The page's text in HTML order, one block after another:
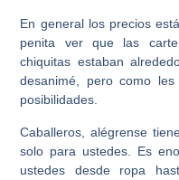
En general los precios
penita ver que las
chiquitas estaban
desanimé, pero como
posibilidades.
Caballeros, alégrense
solo para ustedes. Es
ustedes desde ropa